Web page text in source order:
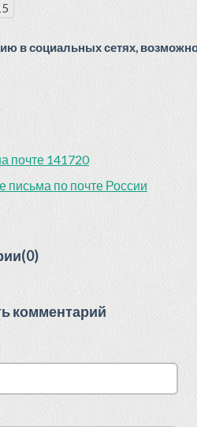
в социальных сетях,
почте 141720
письма по почте России
комментарий